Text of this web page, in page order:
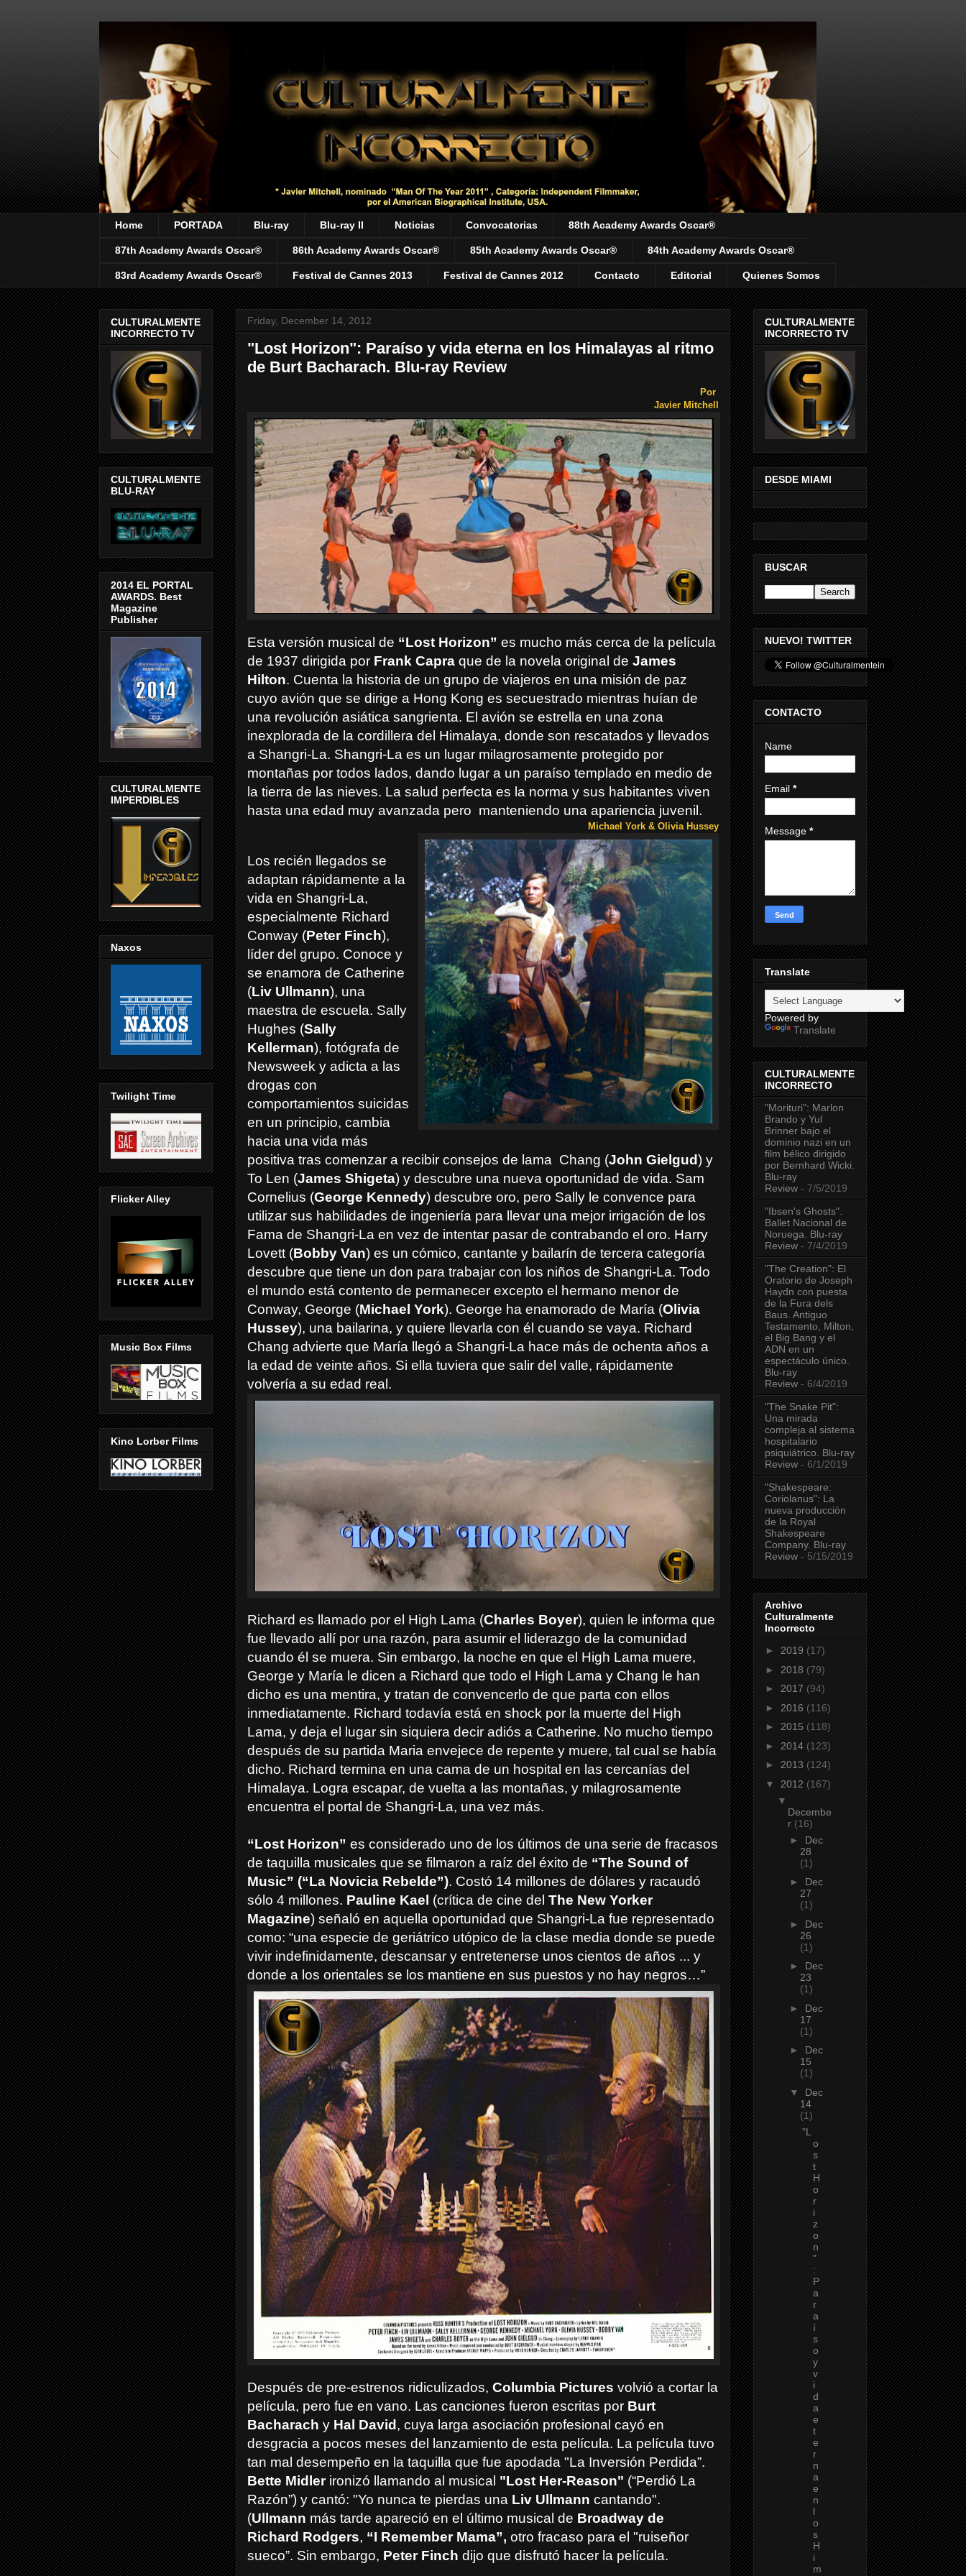
Home PORTADA Blu-ray Blu-ray II Noticias Convocatorias 88th Academy Awards Oscar®
87th Academy Awards Oscar® 86th Academy Awards Oscar® 85th Academy Awards Oscar® 84th Academy Awards Oscar®
83rd Academy Awards Oscar® Festival de Cannes 2013 Festival de Cannes 2012 Contacto Editorial Quienes Somos
Friday, December 14, 2012
"Lost Horizon": Paraíso y vida eterna en los Himalayas al ritmo
de Burt Bacharach. Blu-ray Review
Por
Javier Mitchell
Esta versión musical de “Lost Horizon” es mucho más cerca de la película
de 1937 dirigida por Frank Capra que de la novela original de James
Hilton. Cuenta la historia de un grupo de viajeros en una misión de paz
cuyo avión que se dirige a Hong Kong es secuestrado mientras huían de
una revolución asiática sangrienta. El avión se estrella en una zona
inexplorada de la cordillera del Himalaya, donde son rescatados y llevados
a Shangri-La. Shangri-La es un lugar milagrosamente protegido por
montañas por todos lados, dando lugar a un paraíso templado en medio de
la tierra de las nieves. La salud perfecta es la norma y sus habitantes viven
hasta una edad muy avanzada pero manteniendo una apariencia juvenil.
Michael York & Olivia Hussey
Los recién llegados se
adaptan rápidamente a la
vida en Shangri-La,
especialmente Richard
Conway (Peter Finch),
líder del grupo. Conoce y
se enamora de Catherine
(Liv Ullmann), una
maestra de escuela. Sally
Hughes (Sally
Kellerman), fotógrafa de
Newsweek y adicta a las
drogas con
comportamientos suicidas
en un principio, cambia
hacia una vida más
positiva tras comenzar a recibir consejos de lama Chang (John Gielgud) y
To Len (James Shigeta) y descubre una nueva oportunidad de vida. Sam
Cornelius (George Kennedy) descubre oro, pero Sally le convence para
utilizar sus habilidades de ingeniería para llevar una mejor irrigación de los
Fama de Shangri-La en vez de intentar pasar de contrabando el oro. Harry
Lovett (Bobby Van) es un cómico, cantante y bailarín de tercera categoría
descubre que tiene un don para trabajar con los niños de Shangri-La. Todo
el mundo está contento de permanecer excepto el hermano menor de
Conway, George (Michael York). George ha enamorado de María (Olivia
Hussey), una bailarina, y quiere llevarla con él cuando se vaya. Richard
Chang advierte que María llegó a Shangri-La hace más de ochenta años a
la edad de veinte años. Si ella tuviera que salir del valle, rápidamente
volvería a su edad real.
Richard es llamado por el High Lama (Charles Boyer), quien le informa que
fue llevado allí por una razón, para asumir el liderazgo de la comunidad
cuando él se muera. Sin embargo, la noche en que el High Lama muere,
George y María le dicen a Richard que todo el High Lama y Chang le han
dicho es una mentira, y tratan de convencerlo de que parta con ellos
inmediatamente. Richard todavía está en shock por la muerte del High
Lama, y deja el lugar sin siquiera decir adiós a Catherine. No mucho tiempo
después de su partida Maria envejece de repente y muere, tal cual se había
dicho. Richard termina en una cama de un hospital en las cercanías del
Himalaya. Logra escapar, de vuelta a las montañas, y milagrosamente
encuentra el portal de Shangri-La, una vez más.
“Lost Horizon” es considerado uno de los últimos de una serie de fracasos
de taquilla musicales que se filmaron a raíz del éxito de “The Sound of
Music” (“La Novicia Rebelde”). Costó 14 millones de dólares y racaudó
sólo 4 millones. Pauline Kael (crítica de cine del The New Yorker
Magazine) señaló en aquella oportunidad que Shangri-La fue representado
como: “una especie de geriátrico utópico de la clase media donde se puede
vivir indefinidamente, descansar y entretenerse unos cientos de años ... y
donde a los orientales se los mantiene en sus puestos y no hay negros…”
Después de pre-estrenos ridiculizados, Columbia Pictures volvió a cortar la
película, pero fue en vano. Las canciones fueron escritas por Burt
Bacharach y Hal David , cuya larga asociación profesional cayó en
desgracia a pocos meses del lanzamiento de esta película. La película tuvo
tan mal desempeño en la taquilla que fue apodada "La Inversión Perdida”.
Bette Midlerironizó llamando al musical "Lost Her-Reason" (“Perdió La
Razón”) y cantó: "Yo nunca te pierdas una Liv Ullmann cantando".
(Ullmann más tarde apareció en el último musical de Broadway de
Richard Rodgers, “I Remember Mama”, otro fracaso para el "ruiseñor
sueco”. Sin embargo, Peter Finch dijo que disfrutó hacer la película.
CULTURALMENTE
INCORRECTO TV
CULTURALMENTE
BLU-RAY
2014 EL PORTAL
AWARDS. Best
Magazine
Publisher
CULTURALMENTE
IMPERDIBLES
Naxos
Twilight Time
Flicker Alley
Music Box Films
Kino Lorber Films
CULTURALMENTE
INCORRECTO TV
DESDE MIAMI
BUSCAR
NUEVO! TWITTER
CONTACTO
Name
Email *
Message *
Translate
Powered by
Translate
CULTURALMENTE
INCORRECTO
"Morituri": Marlon
Brando y Yul
Brinner bajo el
dominio nazi en un
film bélico dirigido
por Bernhard Wicki.
Blu-ray
Review - 7/5/2019
"Ibsen's Ghosts".
Ballet Nacional de
Noruega. Blu-ray
Review - 7/4/2019
"The Creation": El
Oratorio de Joseph
Haydn con puesta
de la Fura dels
Baus. Antiguo
Testamento, Milton,
el Big Bang y el
ADN en un
espectáculo único.
Blu-ray
Review - 6/4/2019
"The Snake Pit":
Una mirada
compleja al sistema
hospitalario
psiquiátrico. Blu-ray
Review - 6/1/2019
"Shakespeare:
Coriolanus": La
nueva producción
de la Royal
Shakespeare
Company. Blu-ray
Review - 5/15/2019
Archivo
Culturalmente
Incorrecto
► 2019 (17)
► 2018 (79)
► 2017 (94)
► 2016 (116)
► 2015 (118)
► 2014 (123)
► 2013 (124)
▼ 2012 (167)
▼
Decembe
r (16)
► Dec
28
(1)
► Dec
27
(1)
► Dec
26
(1)
► Dec
23
(1)
► Dec
17
(1)
► Dec
15
(1)
▼ Dec
14
(1)
"L
o
s
t
H
o
r
i
z
o
n
"
:
P
a
r
a
í
s
o
y
v
i
d
a
e
t
e
r
n
a
e
n
l
o
s
H
i
m